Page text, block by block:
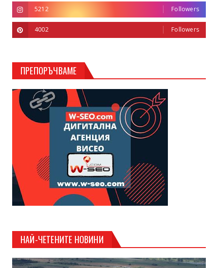
5212 Followers
4002 Followers
ПРЕПОРЪЧВАМЕ
НАЙ-ЧЕТЕНИТЕ НОВИНИ